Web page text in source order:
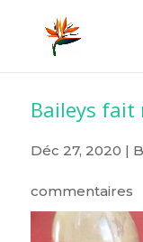
Baileys fait
Déc 27, 2020 |
commentaires